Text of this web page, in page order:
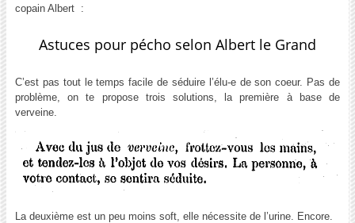
copain Albert :
Astuces pour pécho selon Albert le Grand
C’est pas tout le temps facile de séduire l’élu-e de son coeur. Pas de
problème, on te propose trois solutions, la première à base de
verveine.
La deuxième est un peu moins soft, elle nécessite de l’urine. Encore.